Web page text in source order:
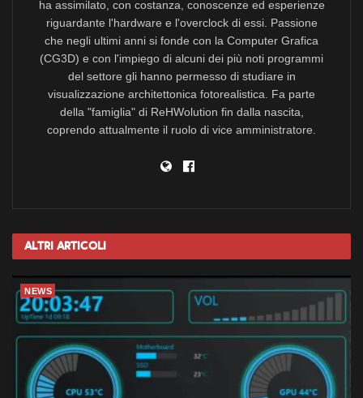
ha assimilato, con costanza, conoscenze ed esperienze
riguardante l'hardware e l'overclock di essi. Passione
che negli ultimi anni si fonde con la Computer Grafica
(CG3D) e con l'impiego di alcuni dei più noti programmi
del settore gli hanno permesso di studiare in
visualizzazione architettonica fotorealistica. Fa parte
della "famiglia" di ReHWolution fin dalla nascita,
coprendo attualmente il ruolo di vice amministratore.
Altri Articoli
NEWS